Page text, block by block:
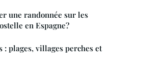
une randonnée sur les
en Espagne?
: plages, villages perches et